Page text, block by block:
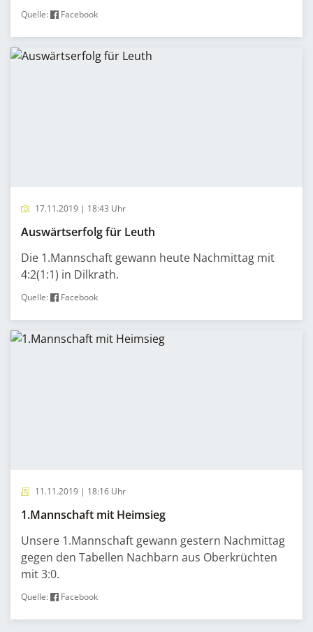
Quelle: Facebook
17.11.2019 | 18:43 Uhr
Auswärtserfolg für Leuth
Die 1.Mannschaft gewann heute Nachmittag mit
4:2(1:1) in Dilkrath.
Quelle: Facebook
11.11.2019 | 18:16 Uhr
1.Mannschaft mit Heimsieg
Unsere 1.Mannschaft gewann gestern Nachmittag
gegen den Tabellen Nachbarn aus Oberkrüchten
mit 3:0.
Quelle: Facebook